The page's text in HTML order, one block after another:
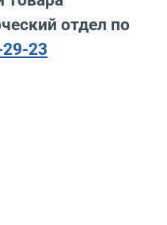
отдел по
23